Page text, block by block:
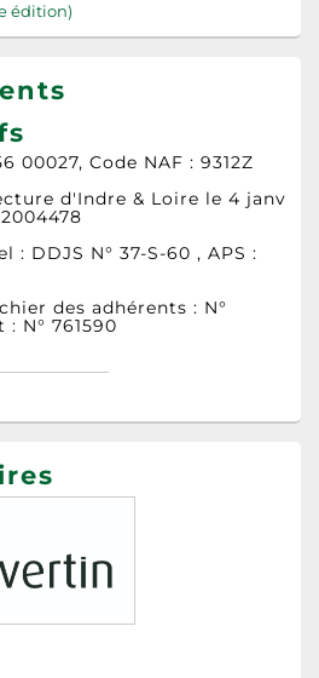
édition)
00027, Code NAF : 9312Z
d'Indre & Loire le 4 janv
DDJS N° 37-S-60 , APS :
des adhérents : N°
N° 761590